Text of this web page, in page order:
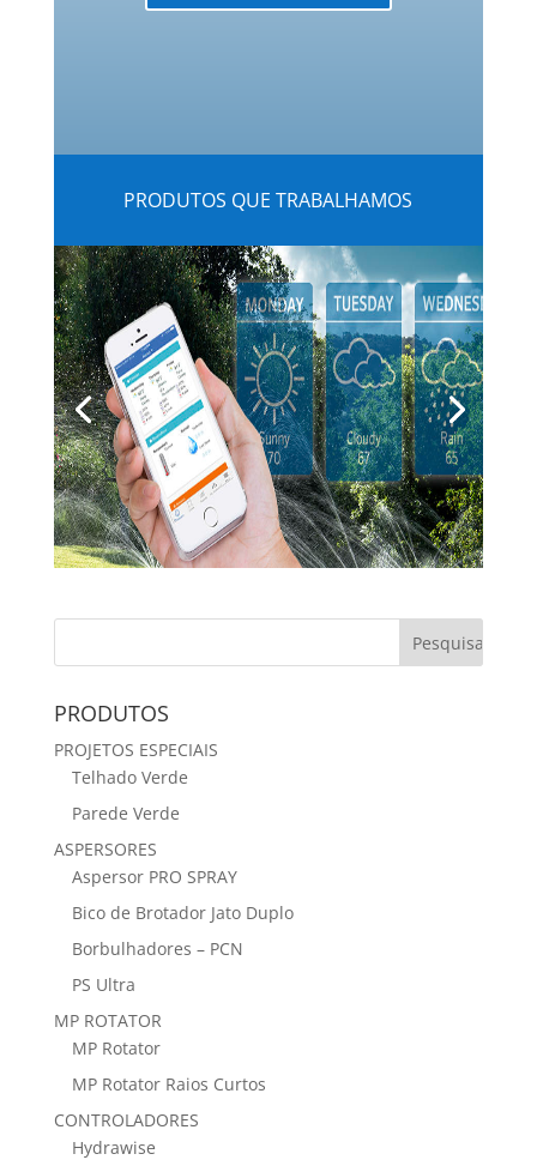
PRODUTOS QUE TRABALHAMOS
PRODUTOS
PROJETOS ESPECIAIS
Telhado Verde
Parede Verde
ASPERSORES
Aspersor PRO SPRAY
Bico de Brotador Jato Duplo
Borbulhadores – PCN
PS Ultra
MP ROTATOR
MP Rotator
MP Rotator Raios Curtos
CONTROLADORES
Hydrawise